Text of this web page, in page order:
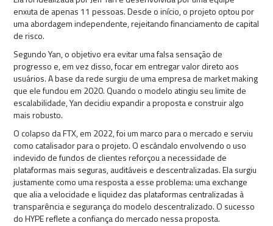
enxuta de apenas 11 pessoas. Desde o início, o projeto optou por
uma abordagem independente, rejeitando financiamento de capital
de risco.
Segundo Yan, o objetivo era evitar uma falsa sensação de
progresso e, em vez disso, focar em entregar valor direto aos
usuários. A base da rede surgiu de uma empresa de market making
que ele fundou em 2020. Quando o modelo atingiu seu limite de
escalabilidade, Yan decidiu expandir a proposta e construir algo
mais robusto.
O colapso da FTX, em 2022, foi um marco para o mercado e serviu
como catalisador para o projeto. O escândalo envolvendo o uso
indevido de fundos de clientes reforçou a necessidade de
plataformas mais seguras, auditáveis e descentralizadas. Ela surgiu
justamente como uma resposta a esse problema: uma exchange
que alia a velocidade e liquidez das plataformas centralizadas à
transparência e segurança do modelo descentralizado. O sucesso
do HYPE reflete a confiança do mercado nessa proposta.